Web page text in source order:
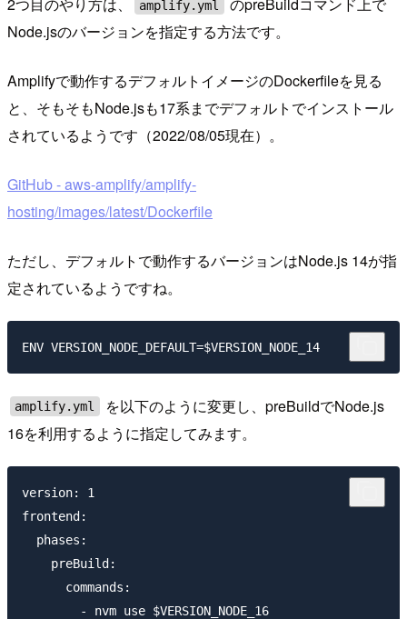
2つ目のやり方は、 amplify.yml
のpreBuildコマンド上で
Node.jsのバージョンを指定する方法です。
Amplifyで動作するデフォルトイメージのDockerfileを見る
と、そもそもNode.jsも17系までデフォルトでインストール
されているようです（2022/08/05現在）。
GitHub - aws-amplify/amplify-
hosting/images/latest/Dockerfile
ただし、デフォルトで動作するバージョンはNode.js 14が指
定されているようですね。
amplify.yml
を以下のように変更し、preBuildでNode.js
16を利用するように指定してみます。
version: 1
frontend:
  phases:
    preBuild:
      commands:
        - nvm use $VERSION_NODE_16